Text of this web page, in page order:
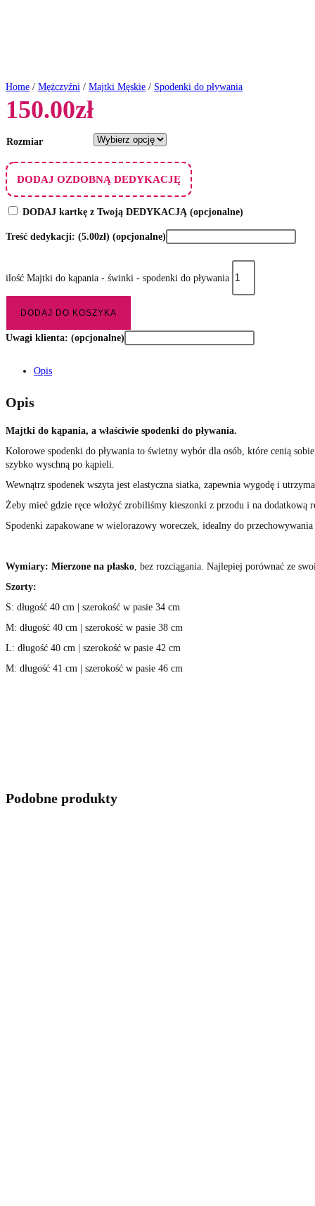
Home / Mężczyźni / Majtki Męskie / Spodenki do pływania
150.00zł
Rozmiar
DODAJ OZDOBNĄ DEDYKACJĘ
DODAJ kartkę z Twoją DEDYKACJĄ (opcjonalne)
Treść dedykacji: (5.00zł) (opcjonalne)
ilość Majtki do kąpania - świnki - spodenki do pływania
DODAJ DO KOSZYKA
Uwagi klienta: (opcjonalne)
Opis
Opis
Majtki do kąpania, a właściwie spodenki do pływania.
Kolorowe spodenki do pływania to świetny wybór dla osób, które cenią
szybko wyschną po kąpieli.
Wewnątrz spodenek wszyta jest elastyczna siatka, zapewnia wygodę i
Żeby mieć gdzie ręce włożyć zrobiliśmy kieszonki z przodu i na dodatkową
Spodenki zapakowane w wielorazowy woreczek, idealny do
Wymiary: Mierzone na płasko , bez rozciągania. Najlepiej porównać ze
Szorty:
S: długość 40 cm | szerokość w pasie 34 cm
M: długość 40 cm | szerokość w pasie 38 cm
L: długość 40 cm | szerokość w pasie 42 cm
M: długość 41 cm | szerokość w pasie 46 cm
Podobne produkty